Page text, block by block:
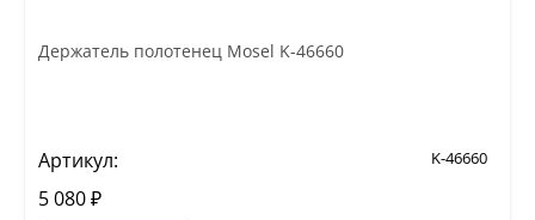
Держатель полотенец Mosel K-46660
Артикул: K-46660
5 080 ₽